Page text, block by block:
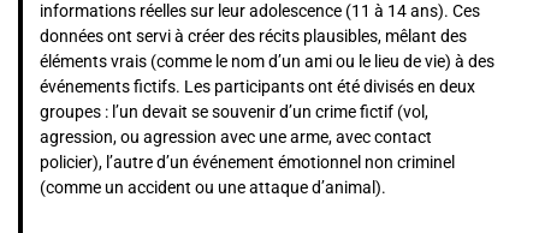
informations réelles sur leur adolescence (11 à 14 ans). Ces
données ont servi à créer des récits plausibles, mêlant des
éléments vrais (comme le nom d’un ami ou le lieu de vie) à des
événements fictifs. Les participants ont été divisés en deux
groupes : l’un devait se souvenir d’un crime fictif (vol,
agression, ou agression avec une arme, avec contact
policier), l’autre d’un événement émotionnel non criminel
(comme un accident ou une attaque d’animal).